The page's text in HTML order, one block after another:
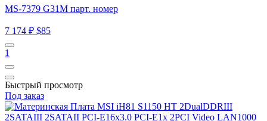
MS-7379 G31M парт. номер
7 174 ₽ $85
1
Быстрый просмотр
Под заказ